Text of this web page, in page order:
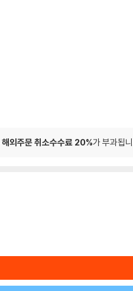
해외주문 취소수수료 20%가 부과됩